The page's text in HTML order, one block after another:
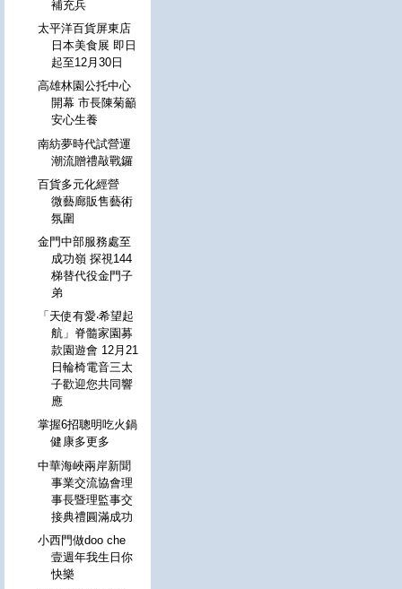
補充兵
太平洋百貨屏東店
日本美食展 即日
起至12月30日
高雄林園公托中心
開幕 市長陳菊籲
安心生養
南紡夢時代試營運
潮流贈禮敲戰鑼
百貨多元化經營
微藝廊販售藝術
氛圍
金門中部服務處至
成功嶺 探視144
梯替代役金門子
弟
「天使有愛‧希望起
航」脊髓家園募
款園遊會 12月21
日輪椅電音三太
子歡迎您共同響
應
掌握6招聰明吃火鍋
健康多更多
中華海峽兩岸新聞
事業交流協會理
事長暨理監事交
接典禮圓滿成功
小西門做doo che
壹週年我生日你
快樂